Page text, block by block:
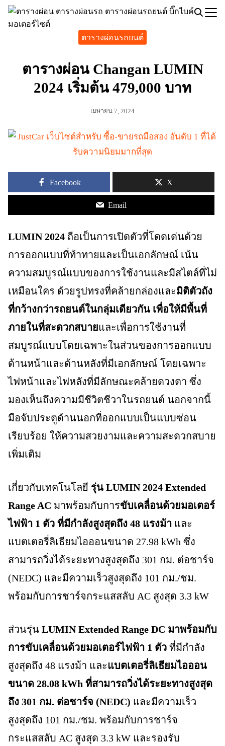
Skip
Search
ตารางผ่อนรถยนต์
ตารางผ่อน Changan LUMIN
2024 เริ่มต้น 479,000 บาท
เมษายน 7, 2024
Facebook X
Email
LUMIN 2024 ถือเป็นการเปิดตัวที่โดดเด่นด้วย
การออกแบบที่ท้าทายและเป็นเอกลักษณ์ เน้น
ความสมบูรณ์แบบของการใช้งานและมีสไตล์ที่ไม่
เหมือนใคร ด้วยรูปทรงที่คล้ายกล่องและมิติตัวถัง
ที่กว้างกว่ารถยนต์ในกลุ่มเดียวกัน เพื่อให้มีพื้นที่
ภายในที่สะดวกสบายและเพื่อการใช้งานที่
สมบูรณ์แบบโดยเฉพาะในส่วนของการออกแบบ
ด้านหน้าและด้านหลังที่มีเอกลักษณ์ โดยเฉพาะ
ไฟหน้าและไฟหลังที่มีลักษณะคล้ายดวงตา ซึ่ง
มองเห็นถึงความมีชีวิตชีวาในรถยนต์ นอกจากนี้
มือจับประตูด้านนอกที่ออกแบบเป็นแบบซ่อน
เรียบร้อย ให้ความสวยงามและความสะดวกสบาย
เพิ่มเติม
เกี่ยวกับเทคโนโลยี รุ่น LUMIN 2024 Extended
Range AC มาพร้อมกับการขับเคลื่อนด้วยมอเตอร์
ไฟฟ้า 1 ตัว ที่มีกำลังสูงสุดถึง 48 แรงม้า และ
แบตเตอรี่ลิเธียมไอออนขนาด 27.98 kWh ซึ่ง
สามารถวิ่งได้ระยะทางสูงสุดถึง 301 กม. ต่อชาร์จ
(NEDC) และมีความเร็วสูงสุดถึง 101 กม./ชม.
พร้อมกับการชาร์จกระแสสลับ AC สูงสุด 3.3 kW
ส่วนรุ่น LUMIN Extended Range DC มาพร้อมกับ
การขับเคลื่อนด้วยมอเตอร์ไฟฟ้า 1 ตัว ที่มีกำลัง
สูงสุดถึง 48 แรงม้า และแบตเตอรี่ลิเธียมไอออน
ขนาด 28.08 kWh ที่สามารถวิ่งได้ระยะทางสูงสุด
ถึง 301 กม. ต่อชาร์จ (NEDC) และมีความเร็ว
สูงสุดถึง 101 กม./ชม. พร้อมกับการชาร์จ
กระแสสลับ AC สูงสุด 3.3 kW และรองรับ